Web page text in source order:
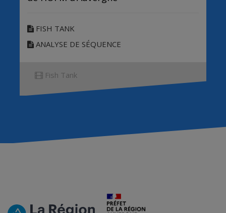
FISH TANK
ANALYSE DE SÉQUENCE
Fish Tank